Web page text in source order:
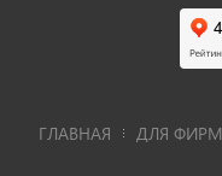
ГЛАВНАЯ ДЛЯ ФИРМ